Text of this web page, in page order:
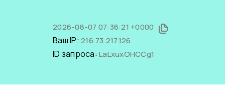
2026-08-07 07:36:21 +0000
Ваш IP: 216.73.217.126
ID запроса: LaLxuxOHCCg1